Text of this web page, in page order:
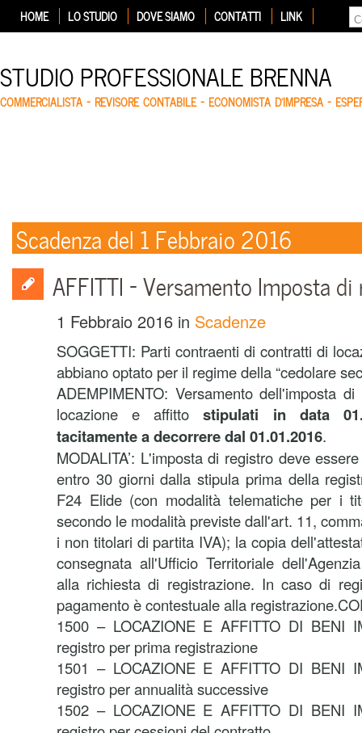
HOME LO STUDIO DOVE SIAMO CONTATTI LINK
STUDIO PROFESSIONALE BRENNA
COMMERCIALISTA – REVISORE CONTABILE – ECONOMISTA D'IMPRESA –
Scadenza del 1 Febbraio 2016
AFFITTI – Versamento Imposta
1 Febbraio 2016 in Scadenze
SOGGETTI: Parti contraenti di contratti di
abbiano optato per il regime della “cedolare
ADEMPIMENTO: Versamento dell'imposta
locazione e affittostipulati in data
tacitamente a decorrere dal 01.01.2016.
MODALITA’: L'imposta di registro deve
entro 30 giorni dalla stipula prima della
F24 Elide (con modalità telematiche per i
secondo le modalità previste dall'art. 11,
i non titolari di partita IVA); la copia
consegnata all'Ufficio Territoriale
alla richiesta di registrazione. In caso di
pagamento è contestuale alla
1500 – LOCAZIONE E AFFITTO DI BENI
registro per prima registrazione
1501 – LOCAZIONE E AFFITTO DI BENI
registro per annualità successive
1502 – LOCAZIONE E AFFITTO DI BENI